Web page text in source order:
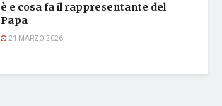
è e cosa fa il rappresentante del
Papa
21 MARZO 2026